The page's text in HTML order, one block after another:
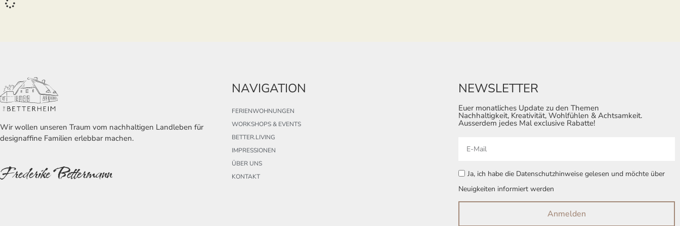
Wir wollen unseren Traum vom nachhaltigen Landleben für
designaffine Familien erlebbar machen.
Frederike Bettermann
NAVIGATION
FERIENWOHNUNGEN
WORKSHOPS & EVENTS
BETTER.LIVING
IMPRESSIONEN
ÜBER UNS
KONTAKT
NEWSLETTER
Euer monatliches Update zu den Themen
Nachhaltigkeit, Kreativität, Wohlfühlen & Achtsamkeit.
Ausserdem jedes Mal exclusive Rabatte!
Ja, ich habe die Datenschutzhinweise gelesen und möchte über
Neuigkeiten informiert werden
Anmelden